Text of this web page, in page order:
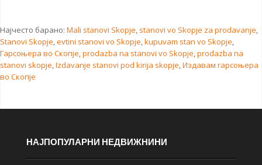
Најчесто барано: Mali stanovi Skopje, stanovi vo Skopje za prodavanje,
Stanovi Skopje,evtini stanovi vo Skopje,kupuvam stan vo Skopje,
Гарсоњера во Скопје,prodazba na stanovi vo Skopje,prodazba na
stanovi skopje,Izdavanje stanovi pod kirija skopje,Издавам гарсоњера
во Скопје
НАЈПОПУЛАРНИ НЕДВИЖНИНИ